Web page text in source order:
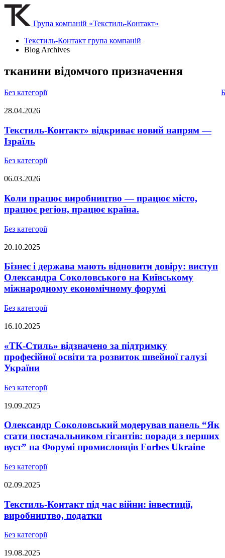
Група компаній «Текстиль-Контакт»
Текстиль-Контакт група компаній
Blog Archives
тканини відомчого призначення
Без категорії
28.04.2026
Текстиль-Контакт» відкриває новий напрям —
Ізраїль
Без категорії
06.03.2026
Коли працює виробництво — працює місто,
працює регіон, працює країна.
Без категорії
20.10.2025
Бізнес і держава мають відновити довіру: виступ
Олександра Соколовського на Київському
міжнародному економічному форумі
Без категорії
16.10.2025
«ТК-Стиль» відзначено за підтримку
професійної освіти та розвиток швейної галузі
України
Без категорії
19.09.2025
Олександр Соколовський модерував панель “Як
стати постачальником гігантів: поради з перших
вуст” на Форумі промисловців Forbes Ukraine
Без категорії
02.09.2025
Текстиль-Контакт під час війни: інвестиції,
виробництво, податки
Без категорії
19.08.2025